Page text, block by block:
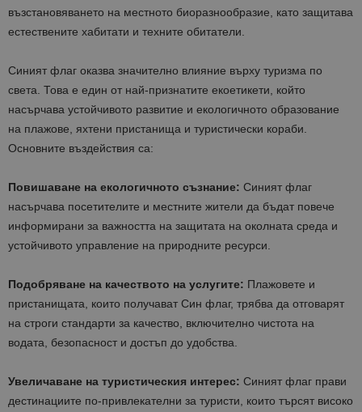
възстановяването на местното биоразнообразие, като защитава
естествените хабитати и техните обитатели.
Синият флаг оказва значително влияние върху туризма по
света. Това е един от най-признатите екоетикети, който
насърчава устойчивото развитие и екологичното образование
на плажове, яхтени пристанища и туристически кораби.
Основните въздействия са:
Повишаване на екологичното съзнание: Синият флаг
насърчава посетителите и местните жители да бъдат повече
информирани за важността на защитата на околната среда и
устойчивото управление на природните ресурси.
Подобряване на качеството на услугите: Плажовете и
пристанищата, които получават Син флаг, трябва да отговарят
на строги стандарти за качество, включително чистота на
водата, безопасност и достъп до удобства.
Увеличаване на туристическия интерес: Синият флаг прави
дестинациите по-привлекателни за туристи, които търсят високо